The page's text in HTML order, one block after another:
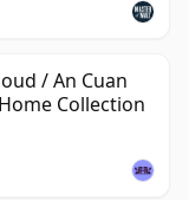
/ An Cuan
Collection